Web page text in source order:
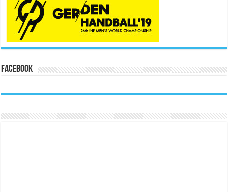
Facebook